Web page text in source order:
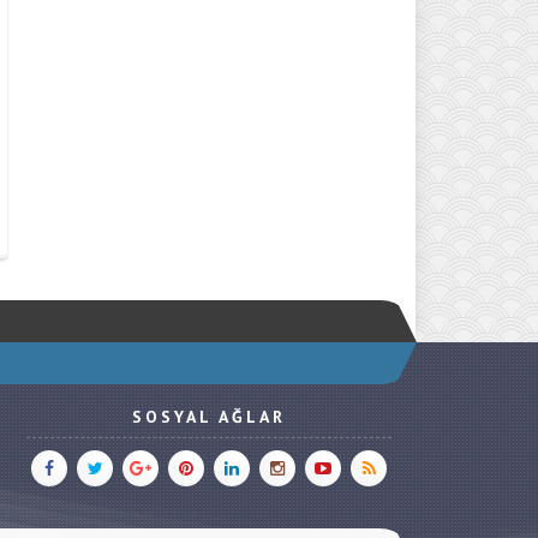
SOSYAL AĞLAR